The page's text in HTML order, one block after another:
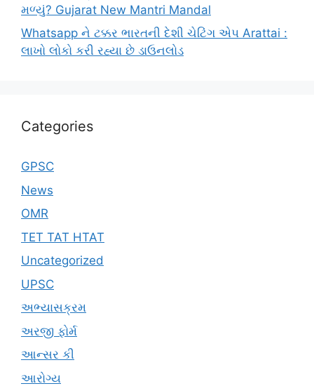
મળ્યું? Gujarat New Mantri Mandal
Whatsapp ને ટક્કર ભારતની દેશી ચેટિંગ એપ Arattai :
લાખો લોકો કરી રહ્યા છે ડાઉનલોડ
Categories
GPSC
News
OMR
TET TAT HTAT
Uncategorized
UPSC
અભ્યાસક્રમ
અરજી ફોર્મ
આન્સર કી
આરોગ્ય